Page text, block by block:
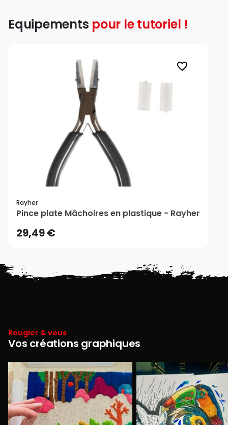
Equipements pour le tutoriel !
favorite_border
Rayher
Pince plate Mâchoires en plastique - Rayher
29,49 €
Rougier & vous
Vos créations graphiques